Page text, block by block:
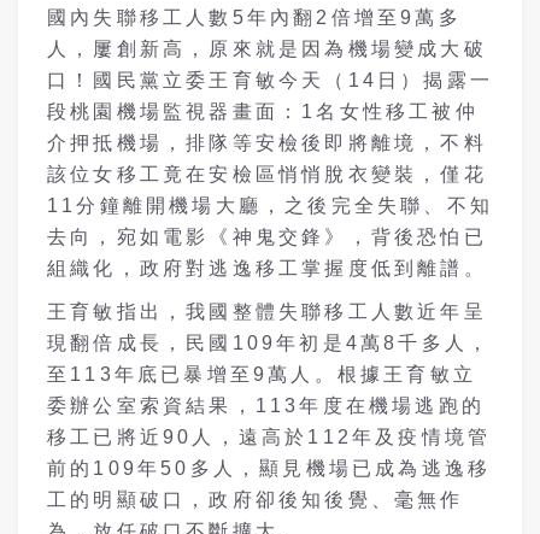
國內失聯移工人數5年內翻2倍增至9萬多
人，屢創新高，原來就是因為機場變成大破
口！國民黨立委王育敏今天（14日）揭露一
段桃園機場監視器畫面：1名女性移工被仲
介押抵機場，排隊等安檢後即將離境，不料
該位女移工竟在安檢區悄悄脫衣變裝，僅花
11分鐘離開機場大廳，之後完全失聯、不知
去向，宛如電影《神鬼交鋒》，背後恐怕已
組織化，政府對逃逸移工掌握度低到離譜。
王育敏指出，我國整體失聯移工人數近年呈
現翻倍成長，民國109年初是4萬8千多人，
至113年底已暴增至9萬人。根據王育敏立
委辦公室索資結果，113年度在機場逃跑的
移工已將近90人，遠高於112年及疫情境管
前的109年50多人，顯見機場已成為逃逸移
工的明顯破口，政府卻後知後覺、毫無作